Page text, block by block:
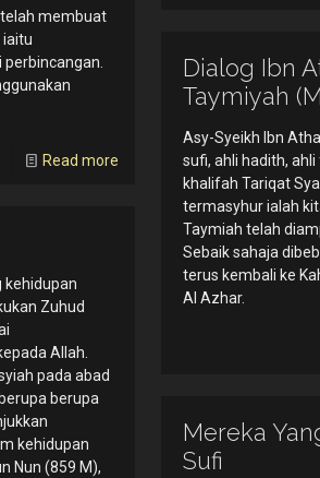
membuat
iaitu
Read more
Dialog Ibn
Taymiyah
Asy-Syeikh Ibn
sufi, ahli hadith,
khalifah Tariqat
termasyhur ialah
Taymiah telah
Sebaik sahaja
terus kembali ke
Al Azhar.
kehidupan
Zuhud
Allah.
pada abad
berupa
kehidupan
Nun (859 M),
Mereka
Sufi